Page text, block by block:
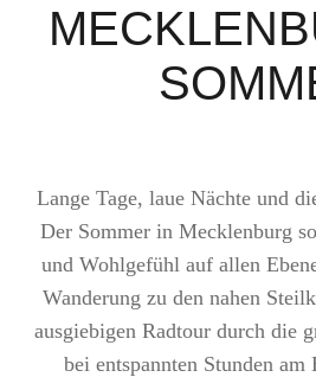
Lange Tage, laue Nächte und
Der Sommer in Mecklenburg
und Wohlgefühl auf allen
Wanderung zu den nahen
ausgiebigen Radtour durch die
bei entspannten Stunden am